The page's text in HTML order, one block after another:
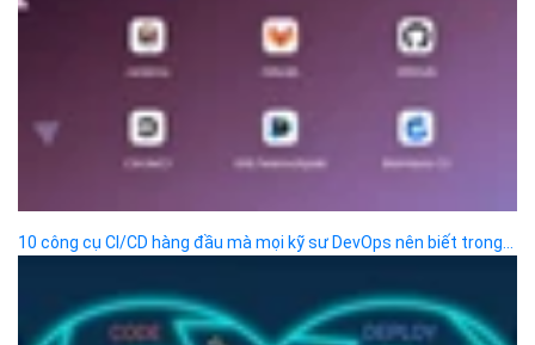
ĐỌC TIN
Trụ sở chính
Địa chỉ:
Số 01 phố Nguyễn Huy Tưởng, phường Thanh
Chi nhánh TP.Hồ Chí Minh: